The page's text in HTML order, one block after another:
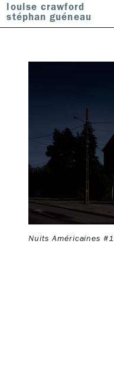
louise crawford
stéphan guéneau
Nuits Américaines #1